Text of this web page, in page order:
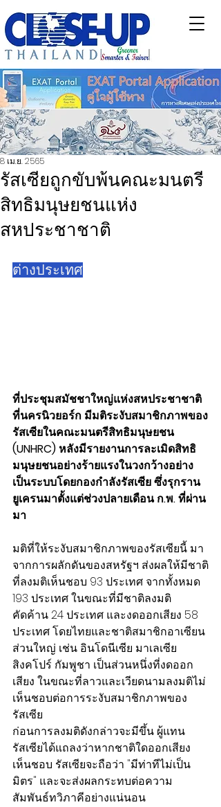
รัสเซียถูกขับพ้นคณะมนตรี
สิทธิมนุษยชนแห่ง
สหประชาชาติ
8 เม.ย. 2565
ต่างประเทศ
ที่ประชุมสมัชชาใหญ่แห่งสหประชาชาติ
ที่นครนิวยอร์ก มีมติระงับสมาชิกภาพของ
รัสเซียในคณะมนตรีสิทธิมนุษยชน
(UNHRC) หลังมีรายงานการละเมิดสิทธิ
มนุษยชนอย่างร้ายแรงในวงกว้างอย่าง
เป็นระบบโดยกองกำลังรัสเซีย ซึ่งรุกราน
ยูเครนมาตั้งแต่ช่วงปลายเดือน ก.พ. ที่ผ่าน
มา
มติที่ให้ระงับสมาชิกภาพของรัสเซียนี้ มา
จากการผลักดันของสหรัฐฯ ส่งผลให้มีชาติ
ที่ลงมติเห็นชอบ 93 ประเทศ จากทั้งหมด
193 ประเทศ ในขณะที่มีชาติลงมติ
คัดค้าน 24 ประเทศ และงดออกเสียง 58
ประเทศ โดยไทยและชาติสมาชิกอาเซียน
ส่วนใหญ่ เช่น อินโดนีเซีย มาเลเซีย
สิงคโปร์ กัมพูชา เป็นส่วนหนึ่งที่งดออก
เสียง ในขณะที่ลาวและเวียดนามลงมติไม่
เห็นชอบต่อการระงับสมาชิกภาพของ
รัสเซีย
ก่อนการลงมติดังกล่าวจะมีขึ้น ผู้แทน
รัสเซียได้แถลงว่าหากชาติใดออกเสียง
เห็นชอบ รัสเซียจะถือว่า "มีท่าทีไม่เป็น
มิตร" และจะส่งผลกระทบต่อความ
สัมพันธ์ทวิภาคีอย่างแน่นอน